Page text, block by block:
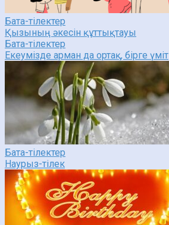
Бата-тілектер
Қызының әкесін құттықтауы
Бата-тілектер
Екеумізде арман да ортақ, бірге үміт
Бата-тілектер
Наурыз-тілек